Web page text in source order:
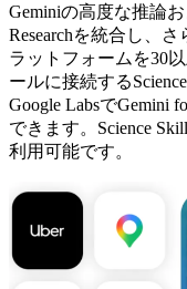
Geminiの高度な推論
Researchを統合し、
ラットフォームを30
ールに接続する
Google LabsでGemini
できます。Science
利用可能です。